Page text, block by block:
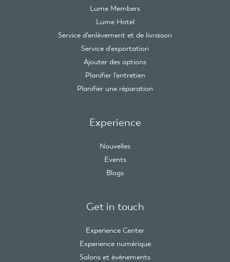
Lume Members
Lume Hotel
Service d'enlèvement et de livraison
Service d'exportation
Ajouter des options
Planifier l'entretien
Planifier une réparation
Experience
Nouvelles
Events
Blogs
Get in touch
Experience Center
Experience numérique
Salons et événements